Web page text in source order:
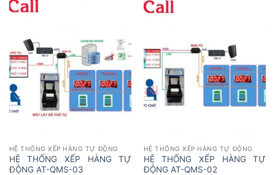
HỆ THỐNG XẾP HÀNG TỰ ĐỘNG
HỆ THỐNG XẾP HÀNG TỰ
ĐỘNG AT-QMS-03
HỆ THỐNG XẾP HÀNG TỰ ĐỘNG
HỆ THỐNG XẾP HÀNG TỰ
ĐỘNG AT-QMS-02